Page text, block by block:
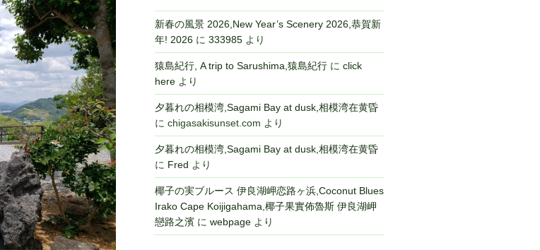
新春の風景 2026,New Year’s Scenery 2026,恭賀新
年! 2026に 333985より
猿島紀行, A trip to Sarushima,猿島紀行に click
hereより
夕暮れの相模湾,Sagami Bay at dusk,相模湾在黄昏
に chigasakisunset.com より
夕暮れの相模湾,Sagami Bay at dusk,相模湾在黄昏
に Fred より
椰子の実ブルース 伊良湖岬恋路ヶ浜,Coconut Blues
Irako Cape Koijigahama,椰子果實佈魯斯 伊良湖岬
戀路之濱に webpageより